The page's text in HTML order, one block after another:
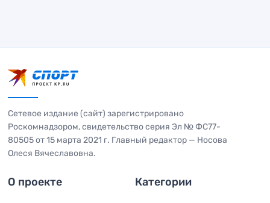
Сетевое издание (сайт) зарегистрировано
Роскомнадзором, свидетельство серия Эл № ФС77-
80505 от 15 марта 2021 г. Главный редактор — Носова
Олеся Вячеславовна.
О проекте Категории